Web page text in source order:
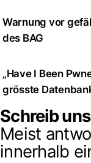
Warnung vor
des BAG
„Have I Been
grösste
Schreib
Meist
innerhalb